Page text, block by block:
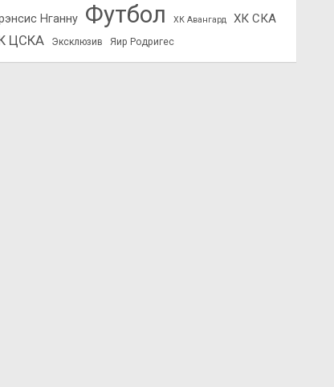
Нганну Футбол ХК Авангард ХК СКА
ЦСКА Эксклюзив Яир Родригес